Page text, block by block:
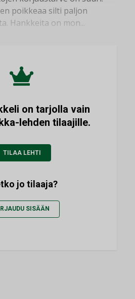
poikkeaa silti paljon
Hankkeita on mon...
on tarjolla vain
lehden tilaajille.
TILAA LEHTI
jo tilaaja?
SISÄÄN